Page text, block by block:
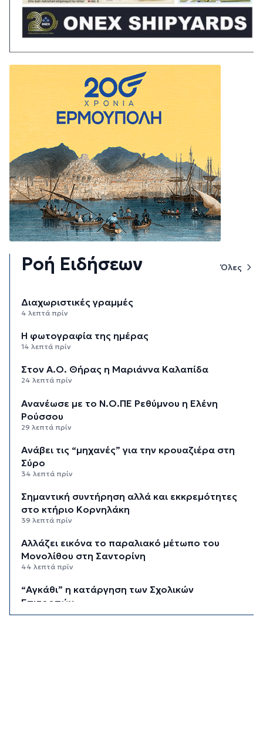
Ροή Ειδήσεων Όλες
Διαχωριστικές γραμμές
4 λεπτά πρίν
Η φωτογραφία της ημέρας
14 λεπτά πρίν
Στον Α.Ο. Θήρας η Μαριάννα Καλαπίδα
24 λεπτά πρίν
Ανανέωσε με το Ν.Ο.ΠΕ Ρεθύμνου η Ελένη
Ρούσσου
29 λεπτά πρίν
Ανάβει τις “μηχανές” για την κρουαζιέρα στη
Σύρο
34 λεπτά πρίν
Σημαντική συντήρηση αλλά και εκκρεμότητες
στο κτήριο Κορνηλάκη
39 λεπτά πρίν
Αλλάζει εικόνα το παραλιακό μέτωπο του
Μονολίθου στη Σαντορίνη
44 λεπτά πρίν
“Αγκάθι” η κατάργηση των Σχολικών
Επιτροπών
49 λεπτά πρίν